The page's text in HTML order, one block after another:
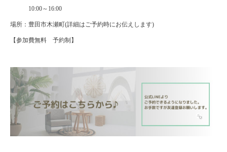
10:00～16:00
場所：豊田市木瀬町(詳細はご予約時にお伝えします)
【参加費無料 予約制】